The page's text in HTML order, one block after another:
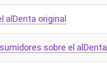
alDenta original
sobre el alDenta